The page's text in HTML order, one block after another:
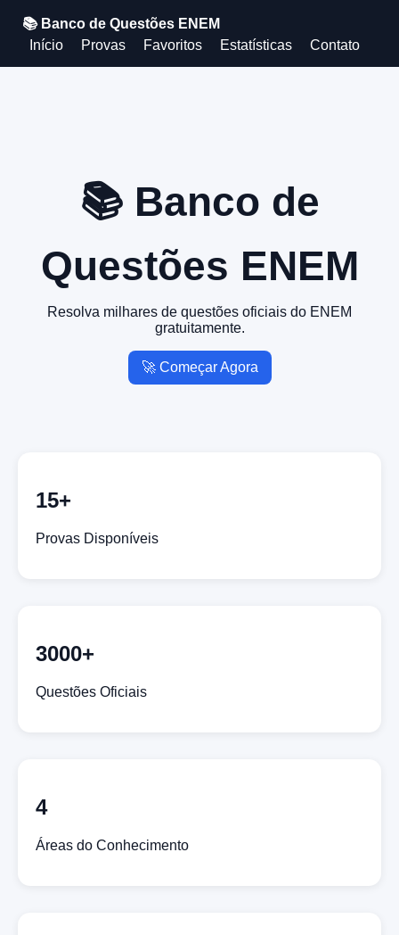
📚 Banco de Questões ENEM
Início
Provas Favoritos Estatísticas Contato
📚 Banco de
Questões ENEM
Resolva milhares de questões oficiais do ENEM
gratuitamente.
🚀 Começar Agora
15+
Provas Disponíveis
3000+
Questões Oficiais
4
Áreas do Conhecimento